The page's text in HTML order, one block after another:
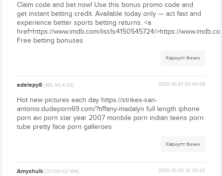
Claim code and bet now! Use this bonus promo code and
get instant betting credit. Available today only — act fast and
experience better sports betting returns. <a
href=https://www.imdb.com/list/ls4150545724/>https://
Free betting bonuses
Хариулт бичих
adelepy8[185.40.4.20] 2025-10-21 20:40:08
Hot new pictures each day https://strikes-san-
antonio.dudeporn69.com/?tiffany-madalyn full length iphone
porn avi porn star year 2007 monbile porn indian teens porn
tube pretty face porn galleroes
Хариулт бичих
Amychulk[37.139.53.194] 2025-10-20 12:29:02